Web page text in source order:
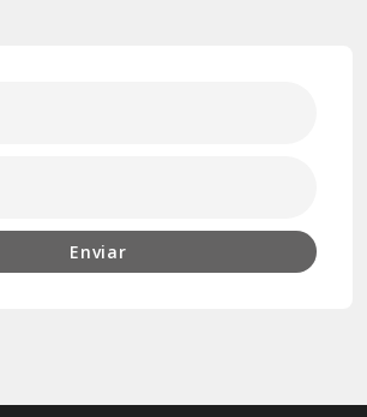
Enviar